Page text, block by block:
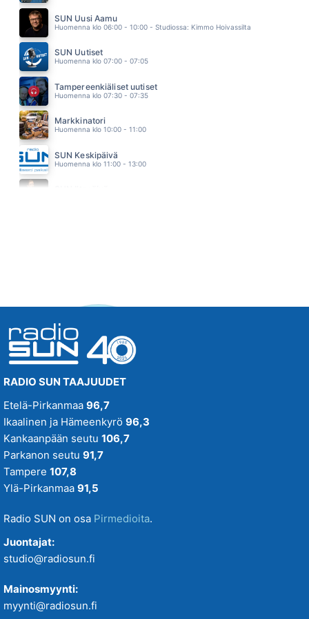
EPPU NORMAALI
14.55
SUN Uusi Aamu
Huomenna klo 06:00 - 10:00 - Studiossa: Kimmo Hoivassilta
SUN Uutiset
Huomenna klo 07:00 - 07:05
Tampereenkiäliset uutiset
Huomenna klo 07:30 - 07:35
Markkinatori
Huomenna klo 10:00 - 11:00
SUN Keskipäivä
Huomenna klo 11:00 - 13:00
RADIO SUN TAAJUUDET
Etelä-Pirkanmaa 96,7
Ikaalinen ja Hämeenkyrö 96,3
Kankaanpään seutu 106,7
Parkanon seutu 91,7
Tampere 107,8
Ylä-Pirkanmaa 91,5
Radio SUN on osa Pirmedioita.
Juontajat:
studio@radiosun.fi
Mainosmyynti:
myynti@radiosun.fi